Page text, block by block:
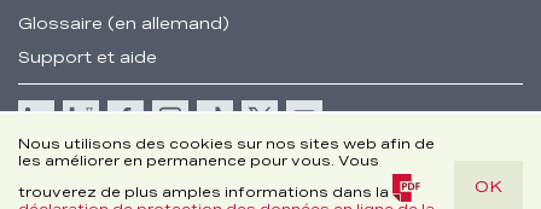
Cookie
Disclaimer
Nous utilisons des cookies sur nos sites web afin de
les améliorer en permanence pour vous. Vous
trouverez de plus amples informations dans la
OK
Glossaire (en allemand)
Support et aide